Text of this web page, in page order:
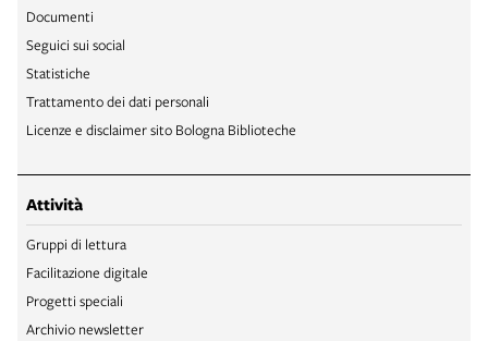
Documenti
Seguici sui social
Statistiche
Trattamento dei dati personali
Licenze e disclaimer sito Bologna Biblioteche
Attività
Gruppi di lettura
Facilitazione digitale
Progetti speciali
Archivio newsletter